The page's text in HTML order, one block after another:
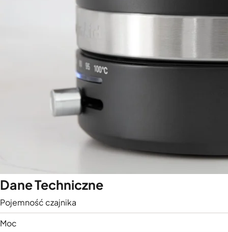
Dane Techniczne
Pojemność czajnika
Moc